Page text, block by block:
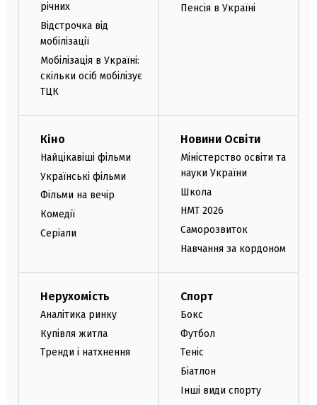
річних
Відстрочка від
мобілізації
Мобілізація в Україні:
скільки осіб мобілізує
ТЦК
Пенсія в Україні
Кіно
Найцікавіші фільми
Українські фільми
Фільми на вечір
Комедії
Серіали
Новини Освіти
Міністерство освіти та
науки України
Школа
НМТ 2026
Саморозвиток
Навчання за кордоном
Нерухомість
Аналітика ринку
Купівля житла
Тренди і натхнення
Спорт
Бокс
Футбол
Теніс
Біатлон
Інші види спорту